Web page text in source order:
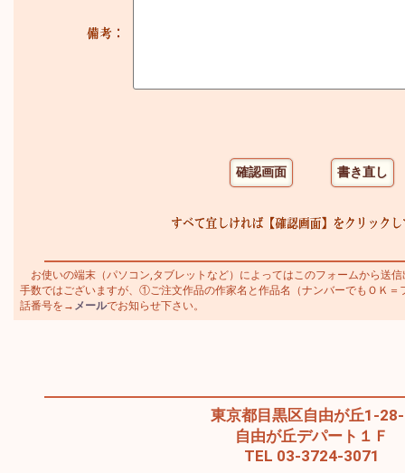
お使いの端末（パソコン,タブレットなど）によってはこのフォームから送
手数ではございますが、①ご注文作品の作家名と作品名（ナンバーでもＯＫ
話番号を→ メールでお知らせ下さい。
東京都目黒区自由が丘1-
自由が丘デパート１Ｆ
TEL 03-3724-3071